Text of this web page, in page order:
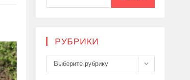
РУБРИКИ
Рубрики
Выберите рубрику